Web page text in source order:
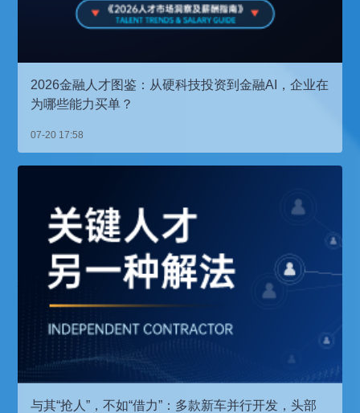
2026金融人才图鉴：从硬科技投资到金融AI，企业在
为哪些能力买单？
07-20 17:58
与其“抢人”，不如“借力”：多款新车并行开发，头部